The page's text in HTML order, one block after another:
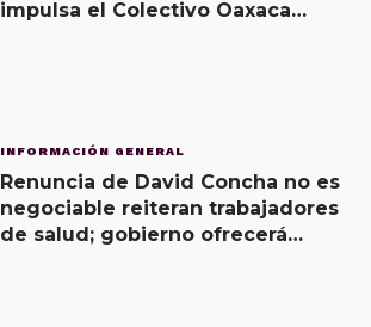
impulsa el Colectivo Oaxaca
INFORMACIÓN GENERAL
Renuncia de David Concha no es
negociable reiteran trabajadores
de salud; gobierno ofrecerá